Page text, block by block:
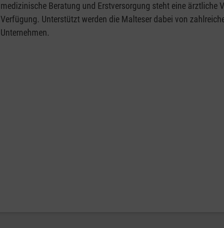
medizinische Beratung und Erstversorgung steht eine ärztliche
Verfügung. Unterstützt werden die Malteser dabei von
Unternehmen.